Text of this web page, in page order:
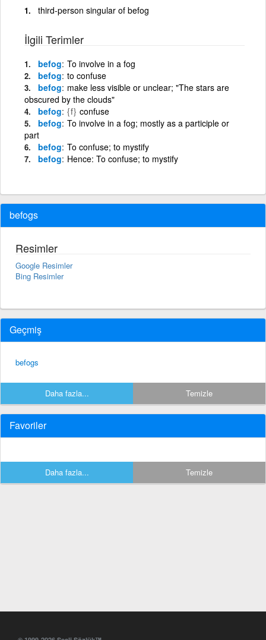
third-person singular of befog
İlgili Terimler
befog To involve in a fog
befog to confuse
befog make less visible or unclear; "The stars are
obscured by the clouds"
befog {f} confuse
befog To involve in a fog; mostly as a participle or
part
befog To confuse; to mystify
befog Hence: To confuse; to mystify
befogs
Resimler
Google Resimler
Bing Resimler
Geçmiş
befogs
Daha fazla... Temizle
Favoriler
Daha fazla... Temizle